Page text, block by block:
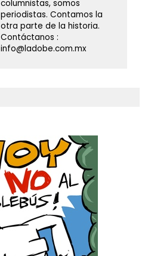
columnistas, somos
periodistas. Contamos la
otra parte de la historia.
Contáctanos :
info@ladobe.com.mx